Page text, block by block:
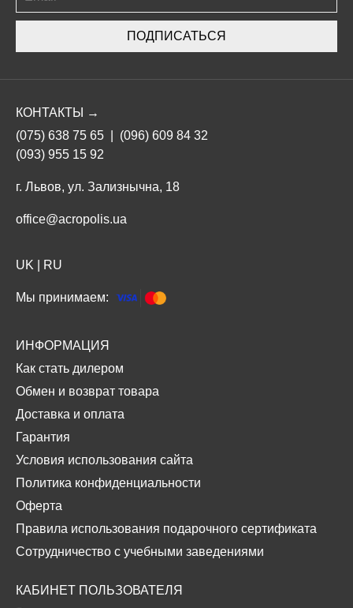
ПОДПИСАТЬСЯ
КОНТАКТЫ →
(075) 638 75 65
(096) 609 84 32
(093) 955 15 92
г. Львов, ул. Зализнычна, 18
office@acropolis.ua
UK RU
Мы принимаем:
ИНФОРМАЦИЯ
Как стать дилером
Обмен и возврат товара
Доставка и оплата
Гарантия
Условия использования сайта
Политика конфиденциальности
Оферта
Правила использования подарочного сертификата
Сотрудничество с учебными заведениями
КАБИНЕТ ПОЛЬЗОВАТЕЛЯ